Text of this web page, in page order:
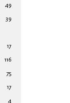
49
39
17
116
75
17
4